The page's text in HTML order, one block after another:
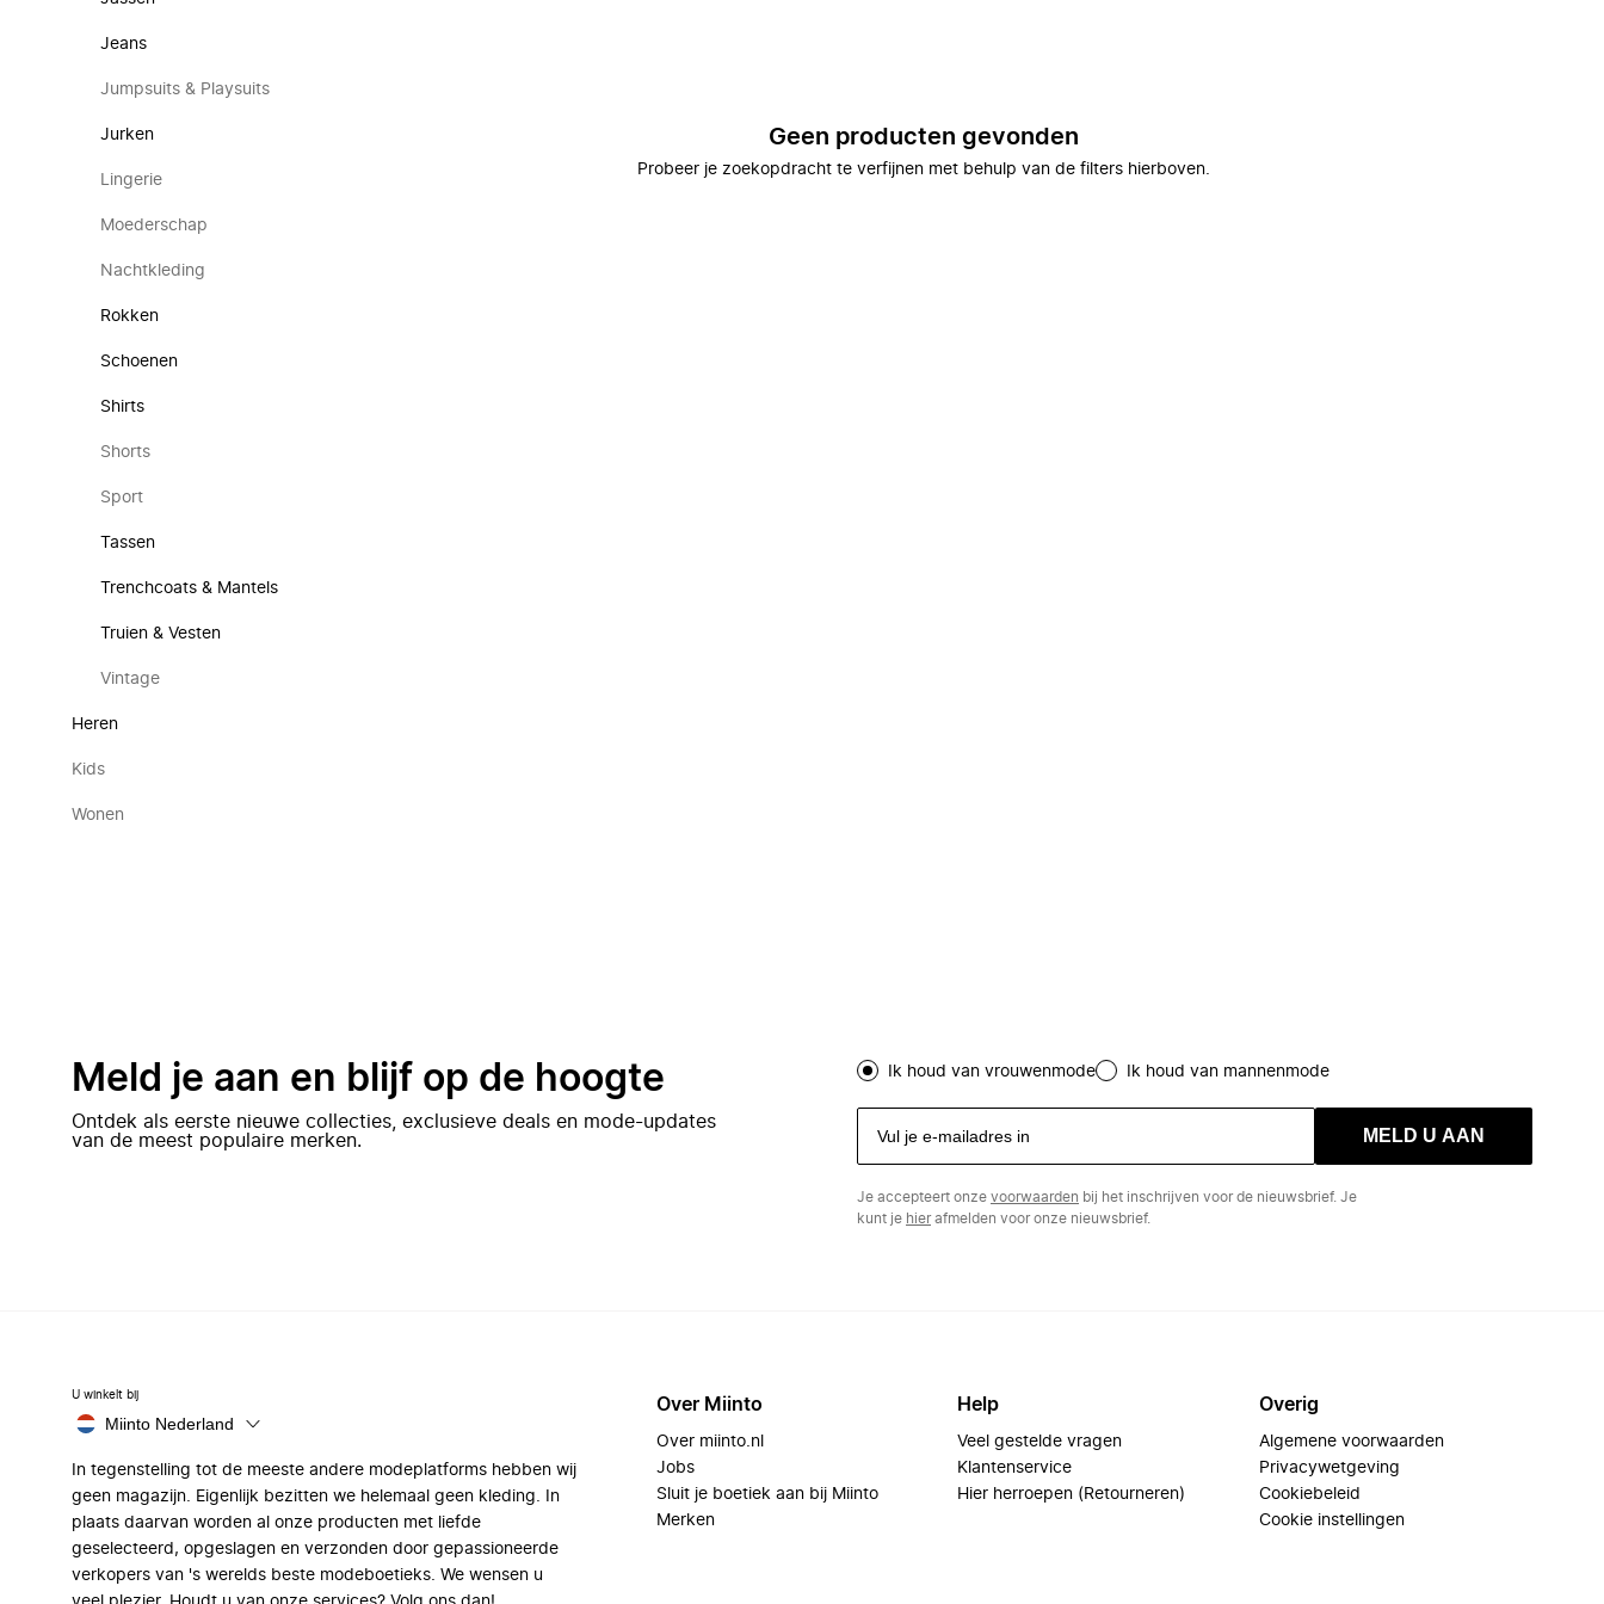
Jeans
Jumpsuits & Playsuits
Jurken
Lingerie
Moederschap
Nachtkleding
Rokken
Schoenen
Shirts
Shorts
Sport
Tassen
Trenchcoats & Mantels
Truien & Vesten
Vintage
Heren
Kids
Wonen
Geen producten gevonden
Probeer je zoekopdracht te verfijnen met behulp van de filters hierboven.
Meld je aan en blijf op de hoogte
Ontdek als eerste nieuwe collecties, exclusieve deals en mode-updates
van de meest populaire merken.
Ik houd van vrouwenmode Ik houd van mannenmode
MELD U AAN
Je accepteert onze voorwaarden bij het inschrijven voor de nieuwsbrief. Je
kunt je hierafmelden voor onze nieuwsbrief.
U winkelt bij
Miinto Nederland
In tegenstelling tot de meeste andere modeplatforms hebben wij
geen magazijn. Eigenlijk bezitten we helemaal geen kleding. In
plaats daarvan worden al onze producten met liefde
geselecteerd, opgeslagen en verzonden door gepassioneerde
verkopers van 's werelds beste modeboetieks. We wensen u
Over Miinto
Over miinto.nl
Jobs
Sluit je boetiek aan bij Miinto
Merken
Help
Veel gestelde vragen
Klantenservice
Hier herroepen (Retourneren)
Overig
Algemene voorwaarden
Privacywetgeving
Cookiebeleid
Cookie instellingen